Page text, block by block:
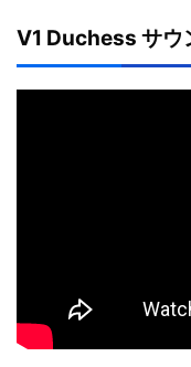
V1 Duchess サウ